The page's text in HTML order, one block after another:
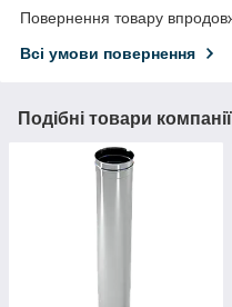
Повернення товару
Всі умови повернення
Подібні товари компанії